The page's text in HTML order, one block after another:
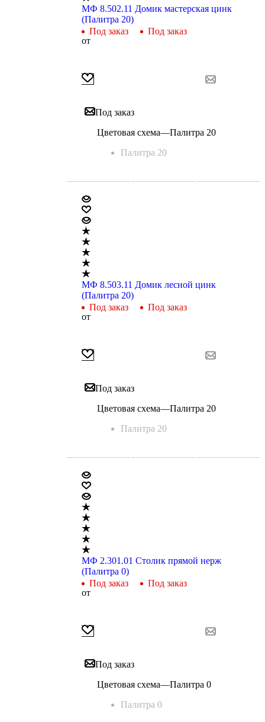
МФ 8.502.11 Домик мастерская цинк
(Палитра 20)
Под заказ
Под заказ
от
Под заказ
Цветовая схема—Палитра 20
Палитра 20
МФ 8.503.11 Домик лесной цинк
(Палитра 20)
Под заказ
Под заказ
от
Под заказ
Цветовая схема—Палитра 20
Палитра 20
МФ 2.301.01 Столик прямой нерж
(Палитра 0)
Под заказ
Под заказ
от
Под заказ
Цветовая схема—Палитра 0
Палитра 0